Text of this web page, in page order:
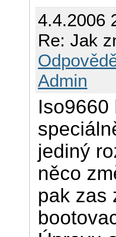
4.4.2006
Re: Jak
Admin
Iso9660
jediný
něco
pak zas